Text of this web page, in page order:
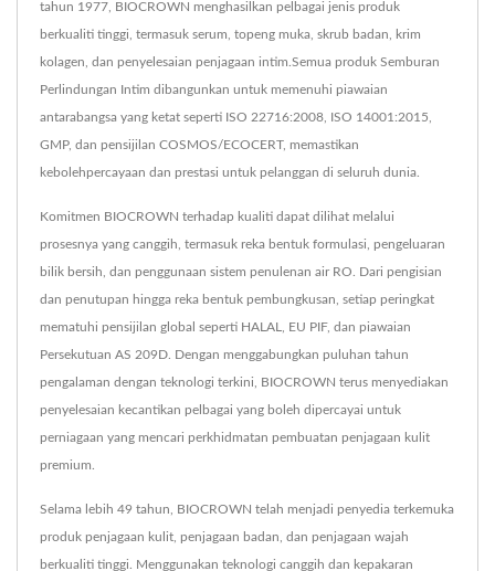
tahun 1977, BIOCROWN menghasilkan pelbagai jenis produk
berkualiti tinggi, termasuk serum, topeng muka, skrub badan, krim
kolagen, dan penyelesaian penjagaan intim.Semua produk Semburan
Perlindungan Intim dibangunkan untuk memenuhi piawaian
antarabangsa yang ketat seperti ISO 22716:2008, ISO 14001:2015,
GMP, dan pensijilan COSMOS/ECOCERT, memastikan
kebolehpercayaan dan prestasi untuk pelanggan di seluruh dunia.
Komitmen BIOCROWN terhadap kualiti dapat dilihat melalui
prosesnya yang canggih, termasuk reka bentuk formulasi, pengeluaran
bilik bersih, dan penggunaan sistem penulenan air RO. Dari pengisian
dan penutupan hingga reka bentuk pembungkusan, setiap peringkat
mematuhi pensijilan global seperti HALAL, EU PIF, dan piawaian
Persekutuan AS 209D. Dengan menggabungkan puluhan tahun
pengalaman dengan teknologi terkini, BIOCROWN terus menyediakan
penyelesaian kecantikan pelbagai yang boleh dipercayai untuk
perniagaan yang mencari perkhidmatan pembuatan penjagaan kulit
premium.
Selama lebih 49 tahun, BIOCROWN telah menjadi penyedia terkemuka
produk penjagaan kulit, penjagaan badan, dan penjagaan wajah
berkualiti tinggi. Menggunakan teknologi canggih dan kepakaran